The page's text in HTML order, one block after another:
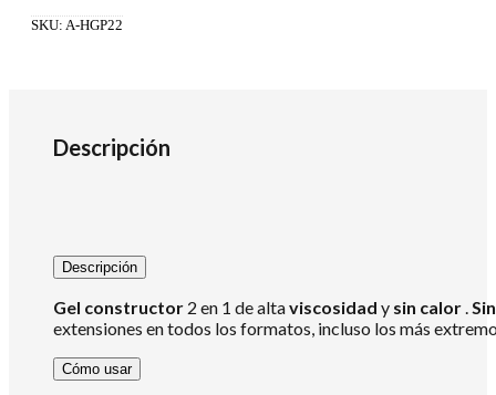
VISCOSITY
SKU: A-HGP22
Descripción
Descripción
Gel constructor 2 en 1 de altaviscosidad y sin calor.
extensiones en todos los formatos, incluso los más
Cómo usar